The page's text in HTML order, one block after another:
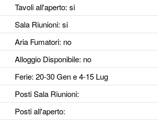
Tavoli all'aperto: si
Sala Riunioni: si
Aria Fumatori: no
Alloggio Disponibile: no
Ferie: 20-30 Gen e 4-15 Lug
Posti Sala Riunioni:
Posti all'aperto: